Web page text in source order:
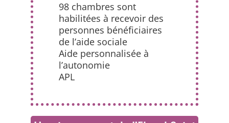
98 chambres sont
habilitées à recevoir des
personnes bénéficiaires
de l’aide sociale
Aide personnalisée à
l’autonomie
APL